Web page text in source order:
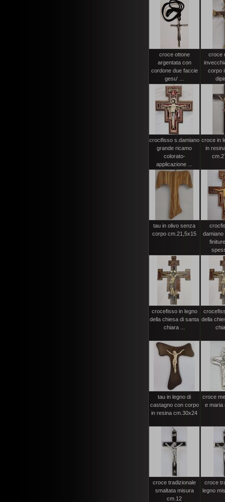
croce ottone
argentata con
cordone due faccie
gesu' ...
croce
corpo
crocifisso s.damiano
grande ricamo
colorato-
applicazione ...
croce in
in
tau in olivo senza
corpo cm.21,5x15
crocefisso in legno
della chiesa di santa
chiara ...
della
tau in legno di
castagno con corpo
in resina cm.30x24
croce
e maria
croce tradizionale
smaltata misura
cm.12
croce
legno